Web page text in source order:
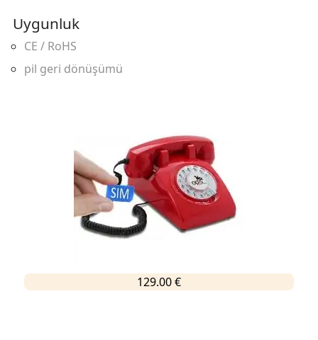
Uygunluk
CE / RoHS
pil geri dönüşümü
129.00 €